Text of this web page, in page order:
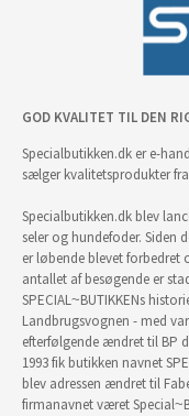
GOD KVALITET TIL DEN
Specialbutikken.dk er e-
sælger kvalitetsprodukter
Specialbutikken.dk blev
seler og hundefoder. Siden
er løbende blevet forbedret
antallet af besøgende er
SPECIAL~BUTIKKENs
Landbrugsvognen - med
efterfølgende ændret til BP
1993 fik butikken navnet
blev adressen ændret til
firmanavnet været